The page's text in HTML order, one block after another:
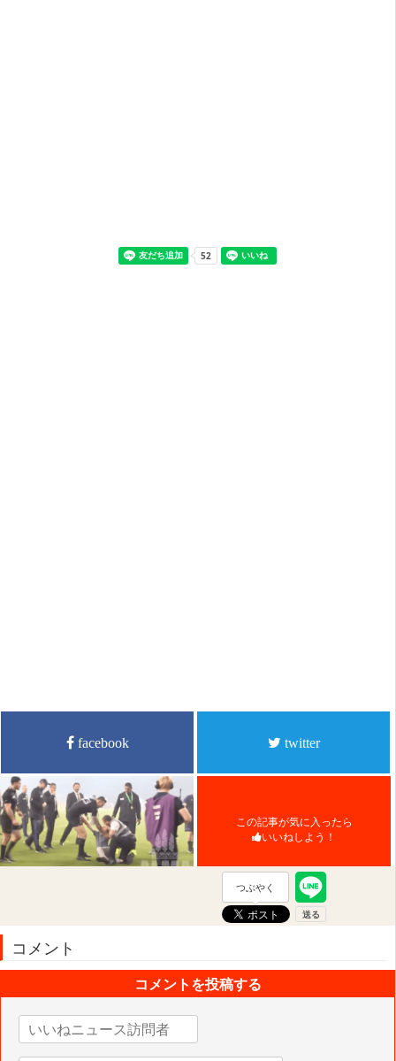
facebook twitter
この記事が気に入ったら
いいねしよう！
つぶやく
コメント
コメントを投稿する